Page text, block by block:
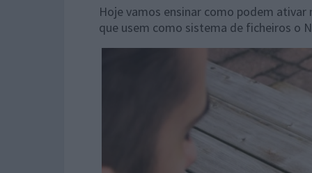
Hoje vamos ensinar como podem
que usem como sistema de ficheiros o